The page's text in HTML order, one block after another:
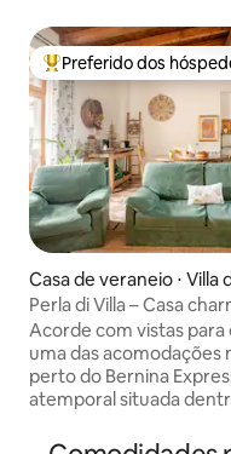
Entre os melhores
Preferido dos
Casa de veraneio ⋅ Villa
ano
Perla di Villa – Casa
propriedade de
Acorde com vistas para
uma das acomodações
perto do Bernina Express. Uma
atemporal situada
tempo desacelera e